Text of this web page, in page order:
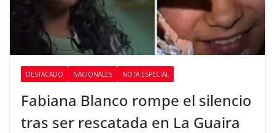
DESTACADO NACIONALES NOTA ESPECIAL
Fabiana Blanco rompe el silencio
tras ser rescatada en La Guaira